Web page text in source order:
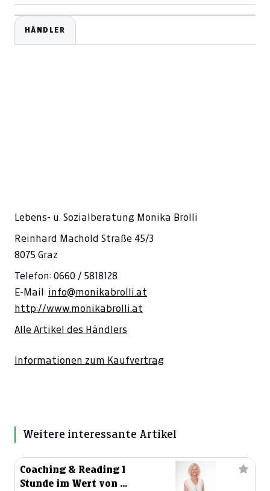
HÄNDLER
Lebens- u. Sozialberatung Monika Brolli
Reinhard Machold Straße 45/3
8075 Graz
Telefon: 0660 / 5818128
E-Mail: info@monikabrolli.at
http://www.monikabrolli.at
Alle Artikel des Händlers
Informationen zum Kaufvertrag
Weitere interessante Artikel
Coaching & Reading 1
Stunde im Wert von €